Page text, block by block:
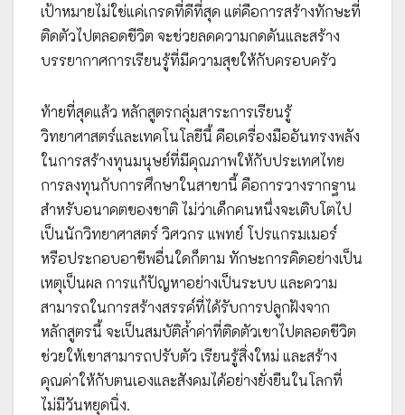
เป้าหมายไม่ใช่แค่เกรดที่ดีที่สุด แต่คือการสร้างทักษะที่
ติดตัวไปตลอดชีวิต จะช่วยลดความกดดันและสร้าง
บรรยากาศการเรียนรู้ที่มีความสุขให้กับครอบครัว
ท้ายที่สุดแล้ว หลักสูตรกลุ่มสาระการเรียนรู้
วิทยาศาสตร์และเทคโนโลยีนี้ คือเครื่องมืออันทรงพลัง
ในการสร้างทุนมนุษย์ที่มีคุณภาพให้กับประเทศไทย
การลงทุนกับการศึกษาในสาขานี้ คือการวางรากฐาน
สำหรับอนาคตของชาติ ไม่ว่าเด็กคนหนึ่งจะเติบโตไป
เป็นนักวิทยาศาสตร์ วิศวกร แพทย์ โปรแกรมเมอร์
หรือประกอบอาชีพอื่นใดก็ตาม ทักษะการคิดอย่างเป็น
เหตุเป็นผล การแก้ปัญหาอย่างเป็นระบบ และความ
สามารถในการสร้างสรรค์ที่ได้รับการปลูกฝังจาก
หลักสูตรนี้ จะเป็นสมบัติล้ำค่าที่ติดตัวเขาไปตลอดชีวิต
ช่วยให้เขาสามารถปรับตัว เรียนรู้สิ่งใหม่ และสร้าง
คุณค่าให้กับตนเองและสังคมได้อย่างยั่งยืนในโลกที่
ไม่มีวันหยุดนิ่ง.